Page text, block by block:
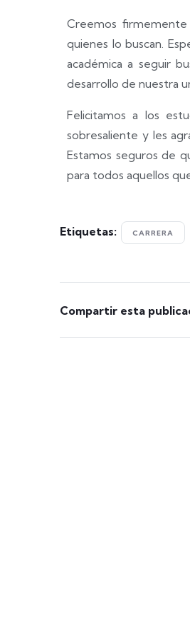
Creemos
quienes lo buscan.
académica a seguir
desarrollo de nuestra
Felicitamos a los
sobresaliente y les
Estamos seguros de
para todos aquellos
Etiquetas: CARRERA
Compartir esta